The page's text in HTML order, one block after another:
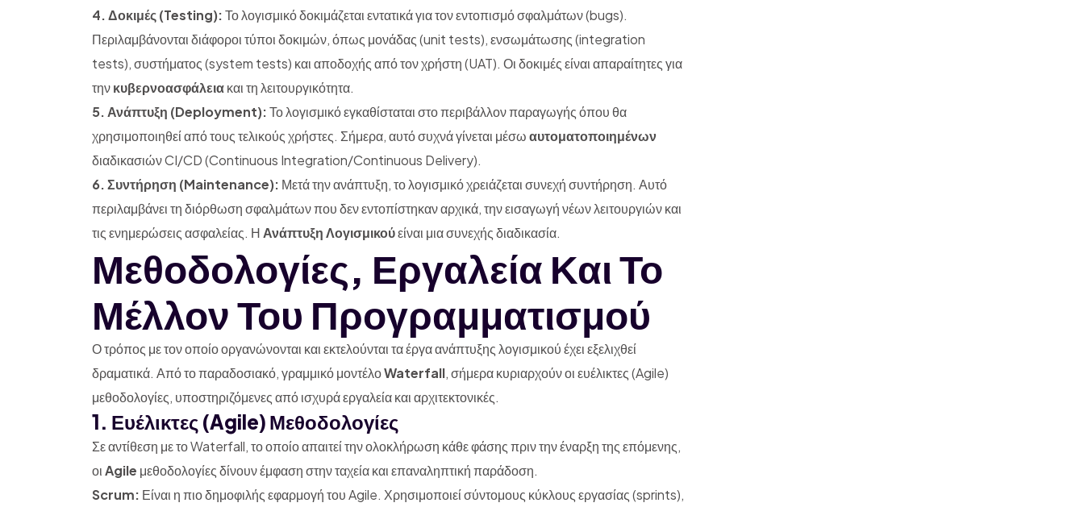
4. Δοκιμές (Testing):Το λογισμικό δοκιμάζεται εντατικά για τον εντοπισμό σφαλμάτων (bugs).
Περιλαμβάνονται διάφοροι τύποι δοκιμών, όπως μονάδας (unit tests), ενσωμάτωσης (integration
tests), συστήματος (system tests) και αποδοχής από τον χρήστη (UAT). Οι δοκιμές είναι απαραίτητες για
τηνκυβερνοασφάλειακαι τη λειτουργικότητα.
5. Ανάπτυξη (Deployment):Το λογισμικό εγκαθίσταται στο περιβάλλον παραγωγής όπου θα
χρησιμοποιηθεί από τους τελικούς χρήστες. Σήμερα, αυτό συχνά γίνεται μέσωαυτοματοποιημένων
διαδικασιών CI/CD (Continuous Integration/Continuous Delivery).
6. Συντήρηση (Maintenance): Μετά την ανάπτυξη, το λογισμικό χρειάζεται συνεχή συντήρηση. Αυτό
περιλαμβάνει τη διόρθωση σφαλμάτων που δεν εντοπίστηκαν αρχικά, την εισαγωγή νέων λειτουργιών και
τις ενημερώσεις ασφαλείας. Η Ανάπτυξη Λογισμικούείναι μια συνεχής διαδικασία.
Μεθοδολογίες, Εργαλεία Και Το
Μέλλον Του Προγραμματισμού
Ο τρόπος με τον οποίο οργανώνονται και εκτελούνται τα έργα ανάπτυξης λογισμικού έχει εξελιχθεί
δραματικά. Από το παραδοσιακό, γραμμικό μοντέλοWaterfall, σήμερα κυριαρχούν οι ευέλικτες (Agile)
μεθοδολογίες, υποστηριζόμενες από ισχυρά εργαλεία και αρχιτεκτονικές.
1. Ευέλικτες (Agile) Μεθοδολογίες
Σε αντίθεση με το Waterfall, το οποίο απαιτεί την ολοκλήρωση κάθε φάσης πριν την έναρξη της επόμενης,
οιAgile μεθοδολογίες δίνουν έμφαση στην ταχεία και επαναληπτική παράδοση.
Scrum: Είναι η πιο δημοφιλής εφαρμογή του Agile. Χρησιμοποιεί σύντομους κύκλους εργασίας (sprints),